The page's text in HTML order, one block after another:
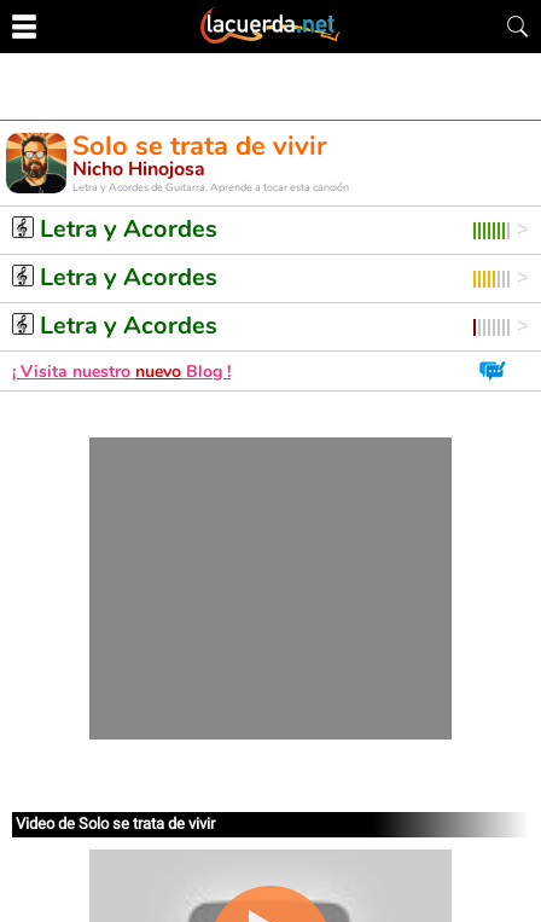
Solo se trata de vivir
Nicho Hinojosa
Letra y Acordes de Guitarra. Aprende a tocar esta canción
Letra y Acordes
Letra y Acordes
Letra y Acordes
¡ Visita nuestro nuevo Blog !
Video de Solo se trata de vivir